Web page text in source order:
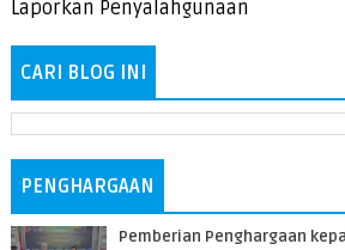
Laporkan Penyalahgunaan
CARI BLOG INI
PENGHARGAAN
Pemberian Penghargaan